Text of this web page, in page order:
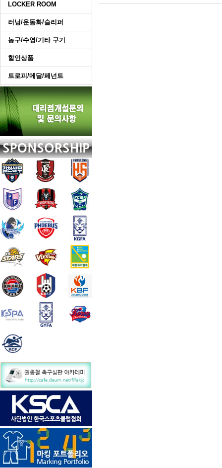
LOCKER ROOM
러닝/운동화/슬리퍼
농구/수영/기타 구기
할인상품
트로피/메달/페넌트